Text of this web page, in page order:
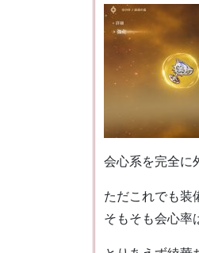
会心系を完全に
ただこれでも装
そもそも会心率